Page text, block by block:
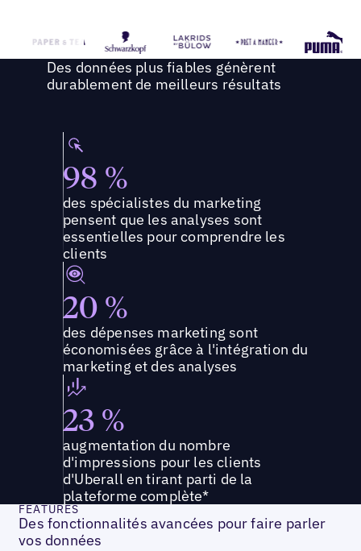
Des données plus fiables génèrent
durablement de meilleurs résultats
98 %
des spécialistes du marketing
pensent que les analyses sont
essentielles pour comprendre les
clients
20 %
des dépenses marketing sont
économisées grâce à l'intégration du
marketing et des analyses
23 %
augmentation du nombre
d'impressions pour les clients
d'Uberall en tirant parti de la
plateforme complète*
FEATURES
Des fonctionnalités avancées pour faire parler
vos données